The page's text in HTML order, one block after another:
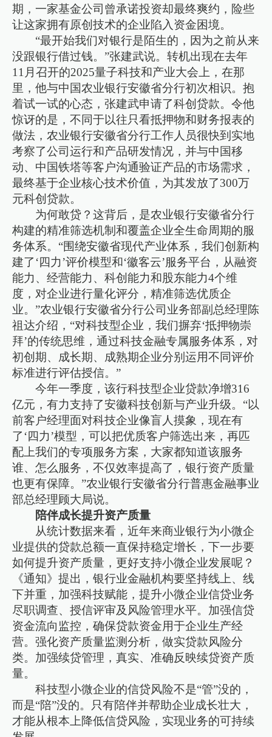
期，一家基金公司曾承诺投资却最终爽约，险些
让这家拥有原创技术的企业陷入资金困境。
“最开始我们对银行是陌生的，因为之前从来
没跟银行借过钱。”张建武说。转机出现在去年
11月召开的2025量子科技和产业大会上，在那
里，他与中国农业银行安徽省分行初次相识。抱
着试一试的心态，张建武申请了科创贷款。令他
惊讶的是，不同于以往只看抵押物和财务报表的
做法，农业银行安徽省分行工作人员很快到实地
考察了公司运行和产品研发情况，并与中国移
动、中国铁塔等客户沟通验证产品的市场需求，
最终基于企业核心技术价值，为其发放了300万
元科创贷款。
为何敢贷？这背后，是农业银行安徽省分行
构建的精准筛选机制和覆盖企业全生命周期的服
务体系。“围绕安徽省现代产业体系，我们创新构
建了‘四力’评价模型和‘徽客云’服务平台，从融资
能力、经营能力、科创能力和股东能力4个维
度，对企业进行量化评分，精准筛选优质企
业。”农业银行安徽省分行公司业务部副总经理陈
祖达介绍，“对科技型企业，我们摒弃‘抵押物崇
拜’的传统思维，通过科技金融专属服务体系，对
初创期、成长期、成熟期企业分别运用不同评价
标准进行评估授信。”
今年一季度，该行科技型企业贷款净增316
亿元，有力支持了安徽科技创新与产业升级。“以
前客户经理面对科技企业像盲人摸象，现在有
了‘四力’模型，可以把优质客户筛选出来，再匹
配上我们的专项服务方案，大家都知道该服务
谁、怎么服务，不仅效率提高了，银行资产质量
也更有保障。”农业银行安徽省分行普惠金融事业
部总经理顾大局说。
陪伴成长提升资产质量
从统计数据来看，近年来商业银行为小微企
业提供的贷款总额一直保持稳定增长，下一步要
如何提升资产质量，更好支持小微企业发展呢？
《通知》提出，银行业金融机构要坚持线上、线
下并重，加强科技赋能，提升小微企业信贷业务
尽职调查、授信评审及风险管理水平。加强信贷
资金流向监控，确保贷款资金用于企业生产经
营。强化资产质量监测分析，做实贷款风险分
类。加强续贷管理，真实、准确反映续贷资产质
量。
科技型小微企业的信贷风险不是“管”没的，
而是“陪”没的。只有陪伴并帮助企业成长壮大，
才能从根本上降低信贷风险，实现业务的可持续